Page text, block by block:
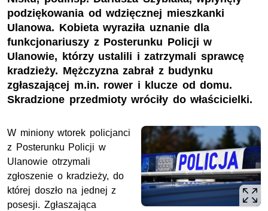
podziękowania od wdzięcznej mieszkanki
Ulanowa. Kobieta wyraziła uznanie dla
funkcjonariuszy z Posterunku Policji w
Ulanowie, którzy ustalili i zatrzymali sprawcę
kradzieży. Mężczyzna zabrał z budynku
zgłaszającej m.in. rower i klucze od domu.
Skradzione przedmioty wróciły do właścicielki.
W miniony wtorek policjanci
z Posterunku Policji w
Ulanowie otrzymali
zgłoszenie o kradzieży, do
której doszło na jednej z
posesji. Zgłaszająca